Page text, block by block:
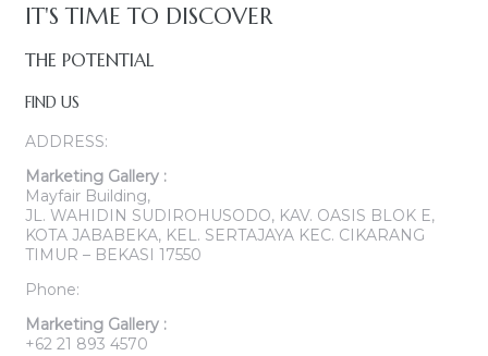
IT'S TIME TO DISCOVER
THE POTENTIAL
FIND US
ADDRESS:
Marketing Gallery :
Mayfair Building,
JL. WAHIDIN SUDIROHUSODO, KAV. OASIS BLOK E,
KOTA JABABEKA, KEL. SERTAJAYA KEC. CIKARANG
TIMUR – BEKASI 17550
Phone:
Marketing Gallery :
+62 21 893 4570